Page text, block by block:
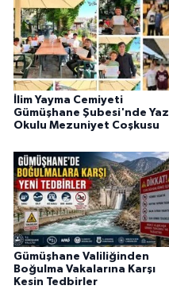
İlim Yayma Cemiyeti
Gümüşhane Şubesi'nde Yaz
Okulu Mezuniyet Coşkusu
Gümüşhane Valiliğinden
Boğulma Vakalarına Karşı
Kesin Tedbirler